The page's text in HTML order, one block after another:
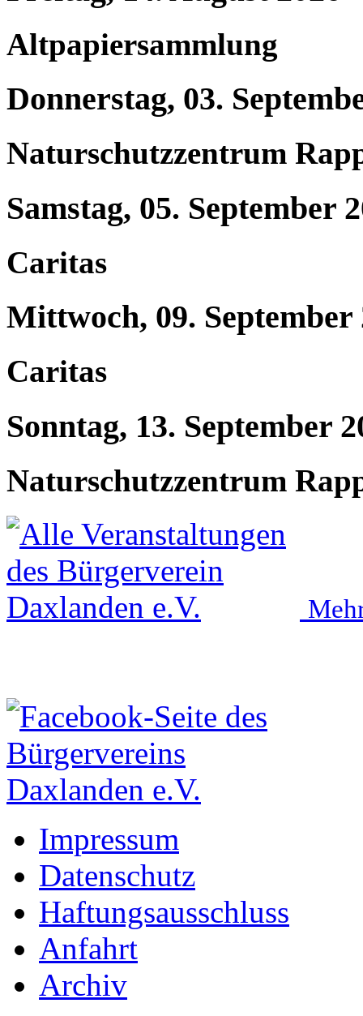
Altpapiersammlung
Donnerstag, 03.
Naturschutzzentrum
Samstag, 05. September
Caritas
Mittwoch, 09. September
Caritas
Sonntag, 13. September
Naturschutzzentrum
Impressum
Datenschutz
Haftungsausschluss
Anfahrt
Archiv